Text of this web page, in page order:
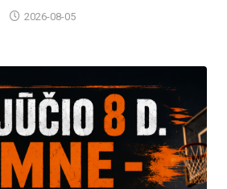
2026-08-05